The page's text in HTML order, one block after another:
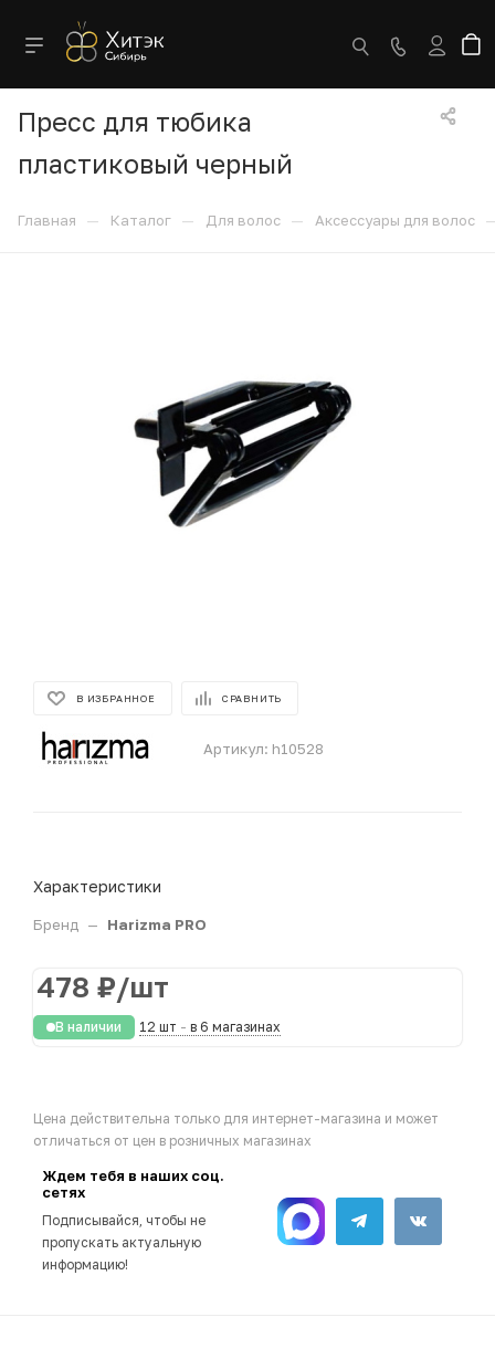
Пресс для тюбика
пластиковый черный
Главная — Каталог — Для волос — Аксессуары для волос
В ИЗБРАННОЕ СРАВНИТЬ
Артикул: h10528
Характеристики
Бренд — Harizma PRO
478 ₽/шт
В наличии 12 шт - в 6 магазинах
Цена действительна только для интернет-магазина и может
отличаться от цен в розничных магазинах
Ждем тебя в наших соц.
сетях
Подписывайся, чтобы не
пропускать актуальную
информацию!